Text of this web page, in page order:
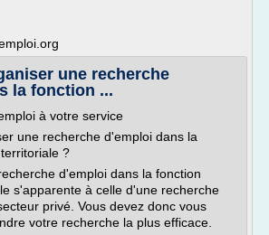
une recherche
la fonction ...
à votre service
une recherche d'emploi dans la
?
d'emploi dans la fonction
s'apparente à celle d'une recherche
privé. Vous devez donc vous
votre recherche la plus efficace.